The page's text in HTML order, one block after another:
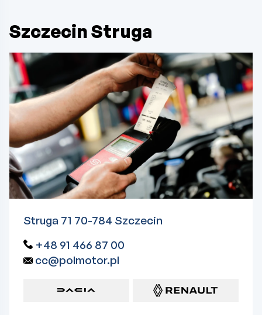
Szczecin Struga
Struga 71 70-784 Szczecin
+48 91 466 87 00
cc@polmotor.pl